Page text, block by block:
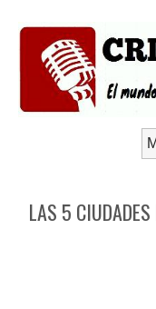
LAS 5